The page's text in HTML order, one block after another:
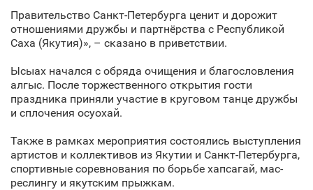
Правительство Санкт‑Петербурга ценит и дорожит
отношениями дружбы и партнёрства с Республикой
Саха (Якутия)», – сказано в приветствии.
Ысыах начался с обряда очищения и благословления
алгыс. После торжественного открытия гости
праздника приняли участие в круговом танце дружбы
и сплочения осуохай.
Также в рамках мероприятия состоялись выступления
артистов и коллективов из Якутии и Санкт‑Петербурга,
спортивные соревнования по борьбе хапсагай, мас-
реслингу и якутским прыжкам.